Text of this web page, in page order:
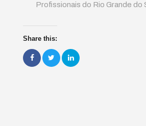
Profissionais do Rio Grande do
Share this: